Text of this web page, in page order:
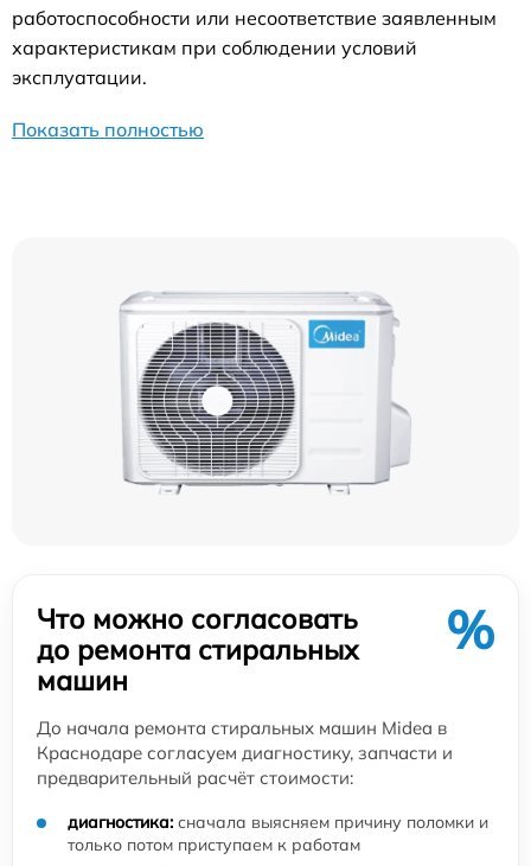
работоспособности или несоответствие заявленным
характеристикам при соблюдении условий
эксплуатации.
Показать полностью
Что можно согласовать
до ремонта стиральных
машин
%
До начала ремонта стиральных машин Midea в
Краснодаре согласуем диагностику, запчасти и
предварительный расчёт стоимости:
диагностика: сначала выясняем причину поломки и
только потом приступаем к работам